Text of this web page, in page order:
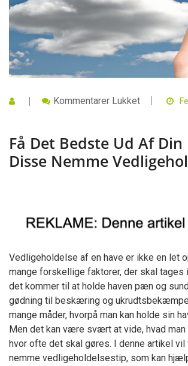
Kommentarer LukketTil
Ud
Af
Din
Have
Få Det Bedste Ud Af Din
Disse Nemme
Vedligeholdelse af en have er ikke en let
mange forskellige faktorer, der skal tages
det kommer til at holde haven pæn og
gødning til beskæring og
mange måder, hvorpå man kan holde sin
Men det kan være svært at vide, hvad man
hvor ofte det skal gøres. I denne artikel
nemme vedligeholdelsestip, som kan